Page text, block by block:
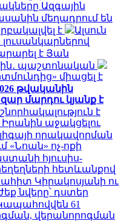
Ազգային
մեղադրում են
է
Ալսուն
է Յան
պաշտոնական
միացել է
թվականին
մարդու կյանք է
է
Իրանին աջակցելու
որակավորման
«Նոան» ոչ-ոքի
հյուսիս-
հետևանքով
Կիրակոսյանի ու
նվերը՝ դստեր
61
վերանորոգման